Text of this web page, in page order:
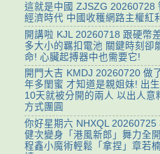
這就是中國 ZJSZG 20260728
經濟時代 中國收穫網路主權紅利
開講啦 KJL 20260718 跟硬幣
多大小的羈扣電池 關鍵時刻卻
命! 心臟起搏器中也需要它!
開門大吉 KMDJ 20260720 做
年多閨蜜 才知道是親姐妹! 出
10天就被分開的兩人 以出人意
方式團圓
你好星期六 NHXQL 20260725
健次變身「港風新郎」舞力全
程鑫小魔術輕鬆「拿捏」章若